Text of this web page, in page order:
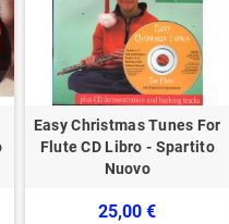
Easy Christmas Tunes For
Flute CD Libro - Spartito
Nuovo
25,00 €